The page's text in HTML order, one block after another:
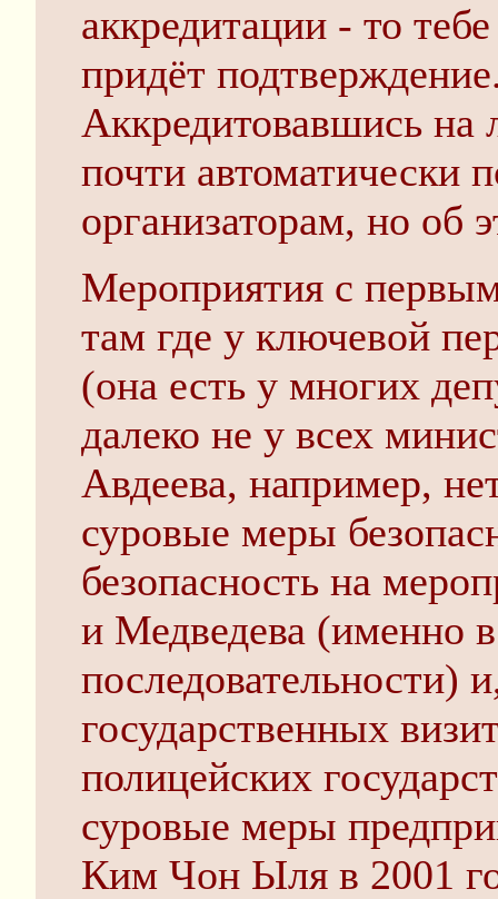
аккредитации - то
придёт
Аккредитовавшись
почти автоматически
организаторам, но об
Мероприятия с
там где у ключевой
(она есть у многих
далеко не у всех
Авдеева, например,
суровые меры
безопасность на
и Медведева (именно
последовательности)
государственных
полицейских
суровые меры
Ким Чон Ыля в 2001